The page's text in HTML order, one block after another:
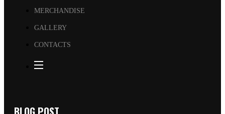
MERCHANDISE
GALLERY
CONTACTS